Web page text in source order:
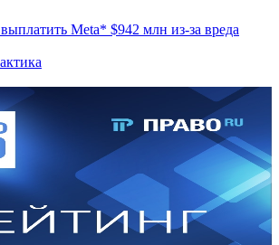
Meta* $942 млн из-за вреда